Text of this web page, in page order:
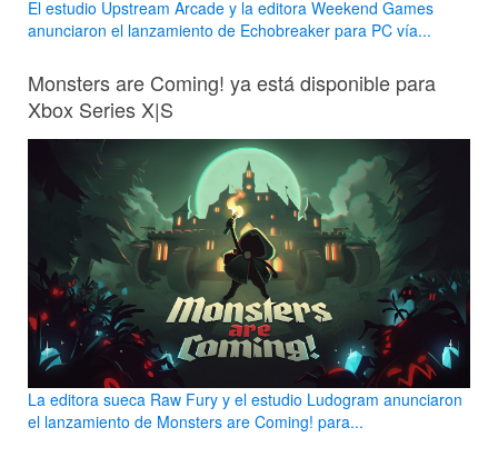
El estudio Upstream Arcade y la editora Weekend Games
anunciaron el lanzamiento de Echobreaker para PC vía...
Monsters are Coming! ya está disponible para
Xbox Series X|S
La editora sueca Raw Fury y el estudio Ludogram anunciaron
el lanzamiento de Monsters are Coming! para...